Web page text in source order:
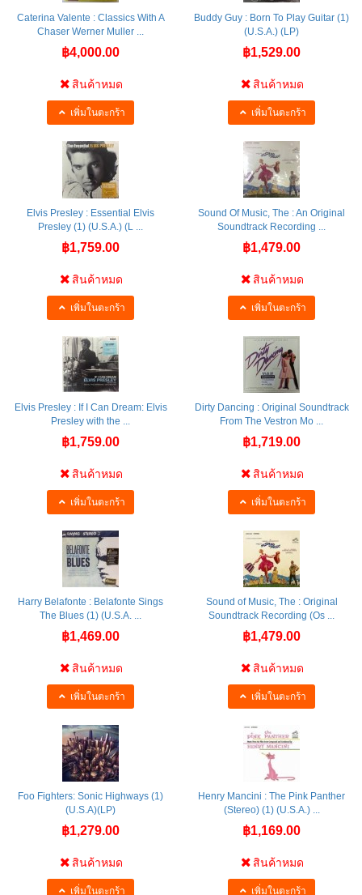
Caterina Valente : Classics With A
Chaser Werner Muller ...
฿4,000.00
สินค้าหมด
เพิ่มในตะกร้า
Buddy Guy : Born To Play Guitar (1)
(U.S.A.) (LP)
฿1,529.00
สินค้าหมด
เพิ่มในตะกร้า
Elvis Presley : Essential Elvis
Presley (1) (U.S.A.) (L ...
฿1,759.00
สินค้าหมด
เพิ่มในตะกร้า
Sound Of Music, The : An Original
Soundtrack Recording ...
฿1,479.00
สินค้าหมด
เพิ่มในตะกร้า
Elvis Presley : If I Can Dream: Elvis
Presley with the ...
฿1,759.00
สินค้าหมด
เพิ่มในตะกร้า
Dirty Dancing : Original Soundtrack
From The Vestron Mo ...
฿1,719.00
สินค้าหมด
เพิ่มในตะกร้า
Harry Belafonte : Belafonte Sings
The Blues (1) (U.S.A. ...
฿1,469.00
สินค้าหมด
เพิ่มในตะกร้า
Sound of Music, The : Original
Soundtrack Recording (Os ...
฿1,479.00
สินค้าหมด
เพิ่มในตะกร้า
Foo Fighters: Sonic Highways (1)
(U.S.A)(LP)
฿1,279.00
สินค้าหมด
เพิ่มในตะกร้า
Henry Mancini : The Pink Panther
(Stereo) (1) (U.S.A.) ...
฿1,169.00
สินค้าหมด
เพิ่มในตะกร้า